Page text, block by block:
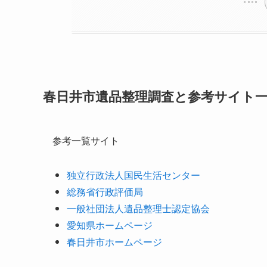
春日井市遺品整理調査と参考サイト
参考一覧サイト
独立行政法人国民生活センター
総務省行政評価局
一般社団法人遺品整理士認定協会
愛知県ホームページ
春日井市ホームページ